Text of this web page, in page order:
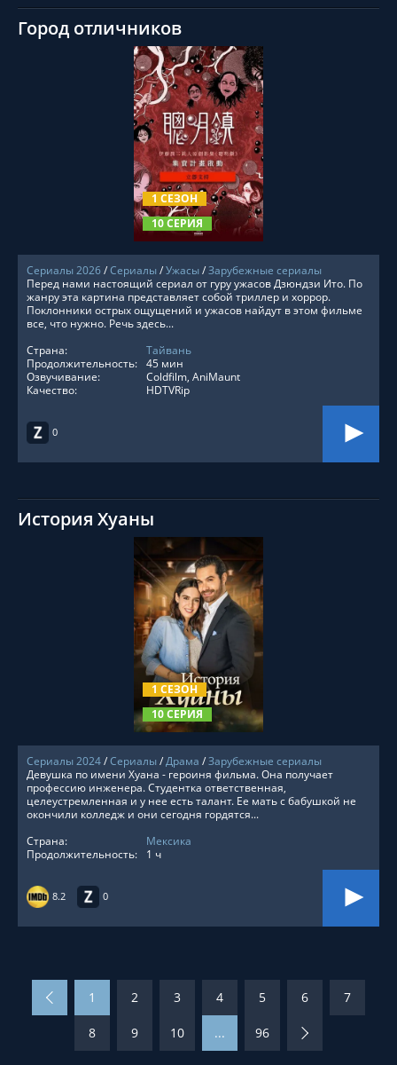
Город отличников
1 СЕЗОН
10 СЕРИЯ
СМОТРЕТЬ ОНЛАЙН
Сериалы 2026/Сериалы/Ужасы/Зарубежные сериалы
0
Перед нами настоящий сериал от гуру ужасов Дзюндзи Ито. По
жанру эта картина представляет собой триллер и хоррор.
Поклонники острых ощущений и ужасов найдут в этом фильме
все, что нужно. Речь здесь...
Страна:
Тайвань
Продолжительность: 45 мин
Озвучивание:
Coldfilm, AniMaunt
Качество:
HDTVRip
История Хуаны
1 СЕЗОН
10 СЕРИЯ
СМОТРЕТЬ ОНЛАЙН
Сериалы 2024/Сериалы/Драма /Зарубежные сериалы
8.2 0
Девушка по имени Хуана - героиня фильма. Она получает
профессию инженера. Студентка ответственная,
целеустремленная и у нее есть талант. Ее мать с бабушкой не
окончили колледж и они сегодня гордятся...
Страна:
Мексика
Продолжительность:
1 ч
1 2 3 4 5 6 7
8 9 10 ... 96